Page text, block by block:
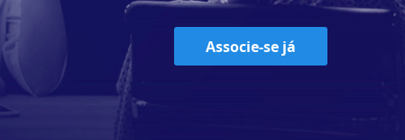
Associe-se já